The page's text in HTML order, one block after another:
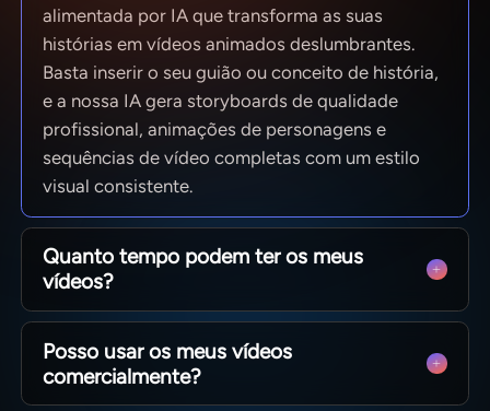
alimentada por IA que transforma as suas
histórias em vídeos animados deslumbrantes.
Basta inserir o seu guião ou conceito de história,
e a nossa IA gera storyboards de qualidade
profissional, animações de personagens e
sequências de vídeo completas com um estilo
visual consistente.
Quanto tempo podem ter os meus
vídeos?
Desde clipes rápidos para redes sociais até
episódios completos de 50 minutos. A
MagicLight está otimizada para narrativas
Posso usar os meus vídeos
comercialmente?